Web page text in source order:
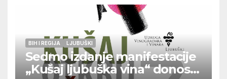
BIH I REGIJA LJUBUŠKI
Sedmo izdanje manifestacije
„Kušaj ljubuška vina“ donosi